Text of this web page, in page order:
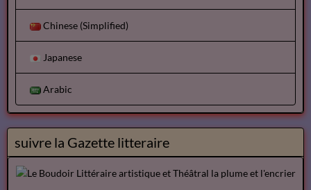
Chinese (Simplified)
Japanese
Arabic
suivre la Gazette litteraire